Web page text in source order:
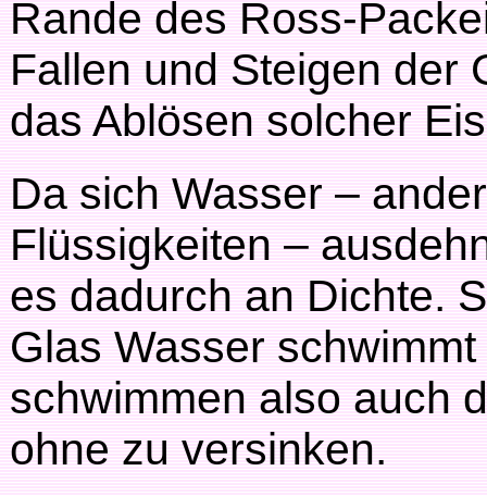
Rande des Ross-
Fallen und Steigen der
das Ablösen solcher
Da sich Wasser –
Flüssigkeiten –
es dadurch an Dichte.
Glas Wasser
schwimmen also auch
ohne zu versinken.